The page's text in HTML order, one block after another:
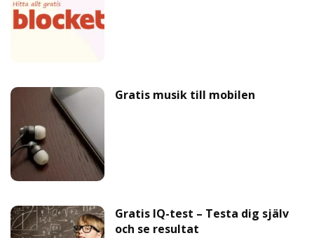
Gratis musik till mobilen
Gratis IQ-test – Testa dig själv
och se resultat